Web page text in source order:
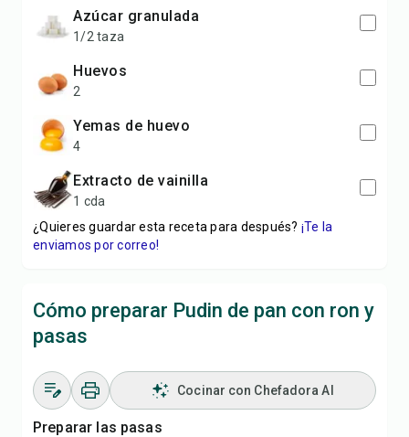
Azúcar granulada
1/2 taza
Huevos
2
Yemas de huevo
4
Extracto de vainilla
1 cda
¿Quieres guardar esta receta para después? ¡Te la
enviamos por correo!
Cómo preparar Pudin de pan con ron y
pasas
Cocinar con Chefadora AI
Preparar las pasas